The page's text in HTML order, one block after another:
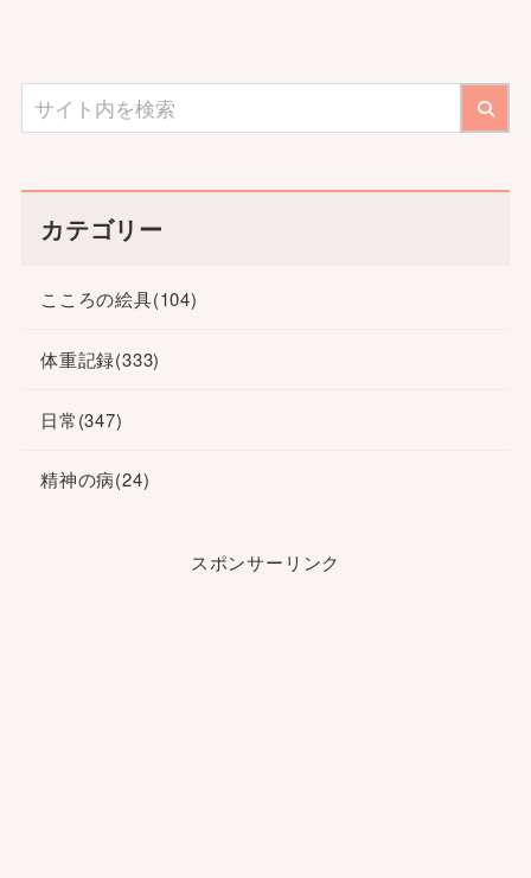
カテゴリー
こころの絵具(104)
体重記録(333)
日常(347)
精神の病(24)
スポンサーリンク